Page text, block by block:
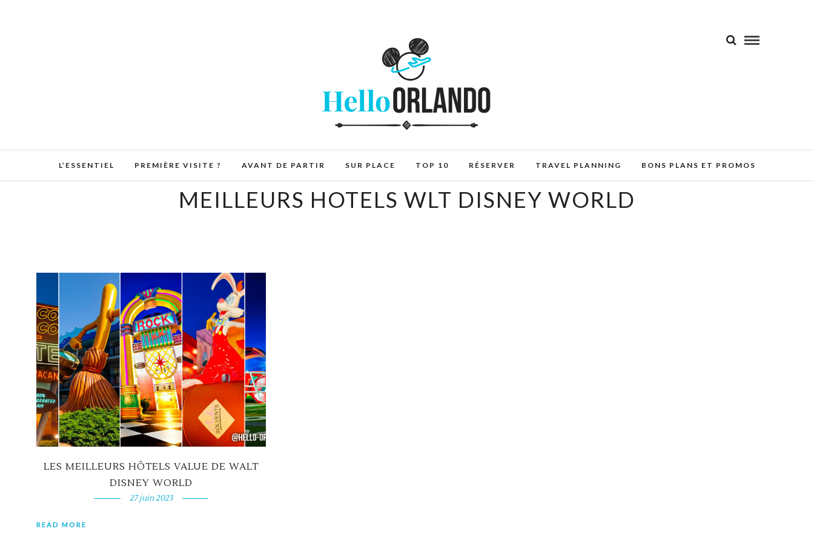
L’ESSENTIEL PREMIÈRE VISITE ? AVANT DE PARTIR SUR PLACE TOP 10 RÉSERVER TRAVEL PLANNING BONS PLANS ET PROMOS
MEILLEURS HOTELS WLT DISNEY WORLD
LES MEILLEURS HÔTELS VALUE DE WALT
DISNEY WORLD
27 juin 2023
READ MORE